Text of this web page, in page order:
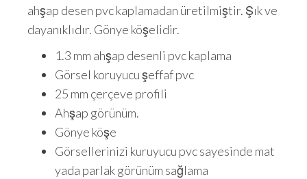
ahşap desen pvc kaplamadan üretilmiştir. Şık ve
dayanıklıdır. Gönye köşelidir.
1.3 mm ahşap desenli pvc kaplama
Görsel koruyucu şeffaf pvc
25 mm çerçeve profili
Ahşap görünüm.
Gönye köşe
Görsellerinizi kuruyucu pvc sayesinde mat
yada parlak görünüm sağlama